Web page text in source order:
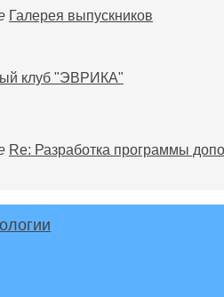
Галерея выпускников
клуб "ЭВРИКА"
Re: Разработка программы